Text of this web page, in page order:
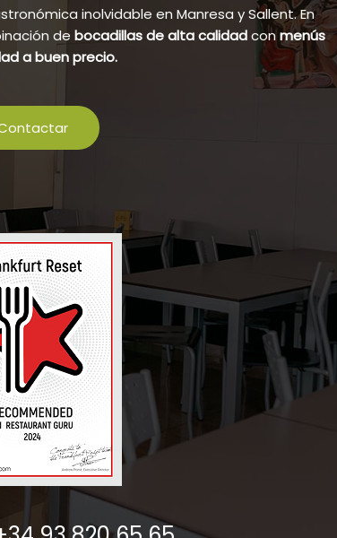
inolvidable en Manresa y Sallent. En
de bocadillas de alta calidadconmenús
a buen precio.